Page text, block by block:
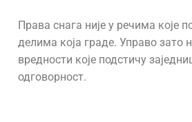
Права снага није у речима које
делима која граде. Управо зато
вредности које подстичу
одговорност.